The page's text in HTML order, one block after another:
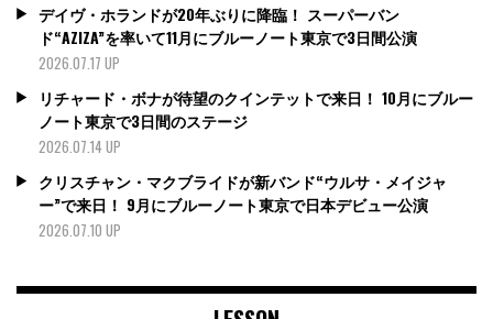
デイヴ・ホランドが20年ぶりに降臨！ スーパーバン
ド“AZIZA”を率いて11月にブルーノート東京で3日間公演
2026.07.17 UP
リチャード・ボナが待望のクインテットで来日！ 10月にブルー
ノート東京で3日間のステージ
2026.07.14 UP
クリスチャン・マクブライドが新バンド“ウルサ・メイジャ
ー”で来日！ 9月にブルーノート東京で日本デビュー公演
2026.07.10 UP